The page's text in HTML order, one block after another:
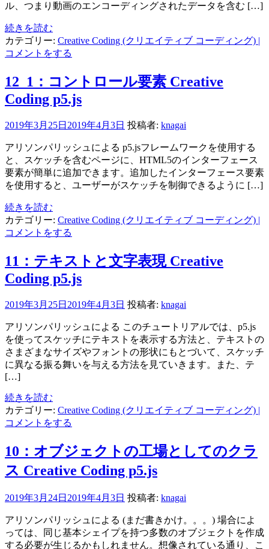
ル、つまり動画のエンコーディングされたデータを含む […]
続きを読む
カテゴリー: Creative Coding (クリエイティブ コーディング) |
コメントをする
12_1：コントロール要素 Creative
Coding p5.js
2019年3月25日 2019年4月3日 投稿者: knagai
アリソンパリッシュによる p5.jsフレームワークを使用する
と、スケッチを含むページに、HTML5のインターフェース
要素が簡単に追加できます。追加したインターフェース要素
を使用すると、ユーザーがスケッチを制御できるように […]
続きを読む
カテゴリー: Creative Coding (クリエイティブ コーディング) |
コメントをする
11：テキストと文字表現 Creative
Coding p5.js
2019年3月25日 2019年4月3日 投稿者: knagai
アリソンパリッシュによる このチュートリアルでは、p5.js
を使ってスケッチにテキストを表示する方法と、テキストの
さまざまなサイズやフォントの形状にもとづいて、スケッチ
に異なる振る舞いを与える方法を見ていきます。また、テ
[…]
続きを読む
カテゴリー: Creative Coding (クリエイティブ コーディング) |
コメントをする
10：オブジェクトの工場としてのクラ
ス Creative Coding p5.js
2019年3月24日 2019年4月3日 投稿者: knagai
アリソンパリッシュによる (まだ書きかけ。。。) 場合によ
っては、同じ基本シェイプを持つ多数のオブジェクトを作成
する必要が生じるかもしれません。想像されている通り、こ